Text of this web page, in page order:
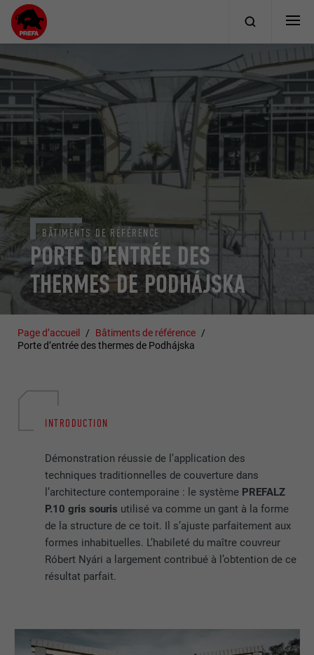
PORTE D’ENTRÉE DES
THERMES DE PODHÁJSKA
BÂTIMENTS DE RÉFÉRENCE
Page d’accueil
Bâtiments de référence
Porte d’entrée des thermes de Podhájska
INTRODUCTION
Démonstration réussie de l’application des
techniques traditionnelles de couverture dans
l’architecture contemporaine : le système PREFALZ
P.10 gris souris utilisé va comme un gant à la forme
de la structure de ce toit. Il s’ajuste parfaitement aux
formes inhabituelles. L’habileté du maître couvreur
Róbert Nyári a largement contribué à l’obtention de ce
résultat parfait.